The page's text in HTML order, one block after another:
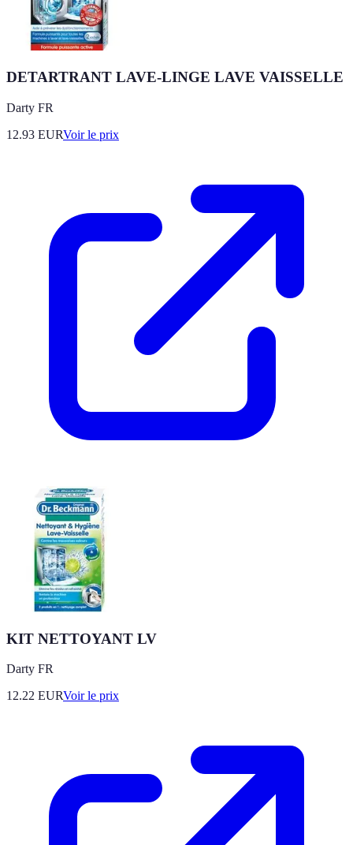
DETARTRANT LAVE-LINGE LAVE VAISSELLE
Darty FR
12.93 EURVoir le prix
KIT NETTOYANT LV
Darty FR
12.22 EURVoir le prix